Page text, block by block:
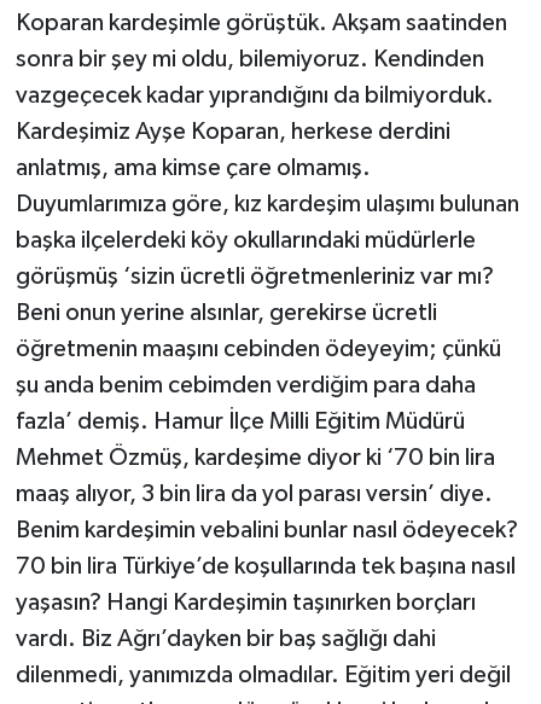
Koparan kardeşimle görüştük. Akşam saatinden
sonra bir şey mi oldu, bilemiyoruz. Kendinden
vazgeçecek kadar yıprandığını da bilmiyorduk.
Kardeşimiz Ayşe Koparan, herkese derdini
anlatmış, ama kimse çare olmamış.
Duyumlarımıza göre, kız kardeşim ulaşımı bulunan
başka ilçelerdeki köy okullarındaki müdürlerle
görüşmüş ‘sizin ücretli öğretmenleriniz var mı?
Beni onun yerine alsınlar, gerekirse ücretli
öğretmenin maaşını cebinden ödeyeyim; çünkü
şu anda benim cebimden verdiğim para daha
fazla’ demiş. Hamur İlçe Milli Eğitim Müdürü
Mehmet Özmüş, kardeşime diyor ki ‘70 bin lira
maaş alıyor, 3 bin lira da yol parası versin’ diye.
Benim kardeşimin vebalini bunlar nasıl ödeyecek?
70 bin lira Türkiye’de koşullarında tek başına nasıl
yaşasın? Hangi Kardeşimin taşınırken borçları
vardı. Biz Ağrı’dayken bir baş sağlığı dahi
dilenmedi, yanımızda olmadılar. Eğitim yeri değil